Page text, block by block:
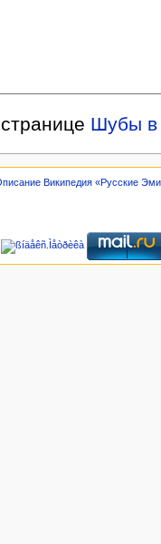
Шубы
Википедия «Русские